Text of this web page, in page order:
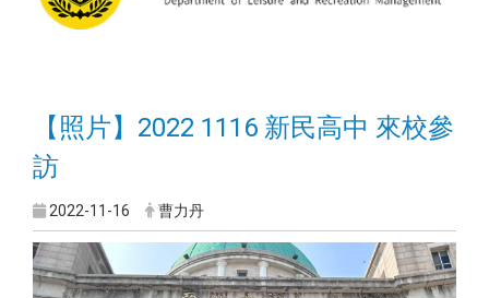
【照片】2022 1116 新民高中 來校參
訪
2022-11-16 曹力丹